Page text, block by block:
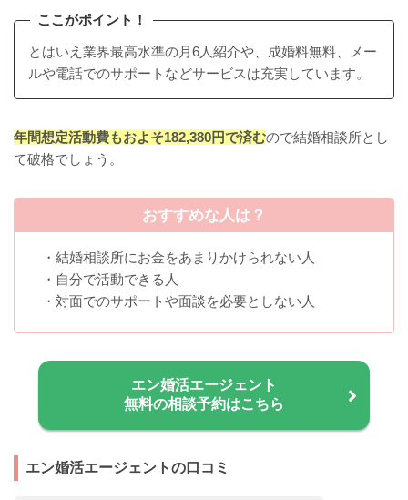
ここがポイント！
とはいえ業界最高水準の月6人紹介や、成婚料無料、メー
ルや電話でのサポートなどサービスは充実しています。
年間想定活動費もおよそ182,380円で済むので結婚相談所とし
て破格でしょう。
おすすめな人は？
・結婚相談所にお金をあまりかけられない人
・自分で活動できる人
・対面でのサポートや面談を必要としない人
エン婚活エージェント
無料の相談予約はこちら
エン婚活エージェントの口コミ